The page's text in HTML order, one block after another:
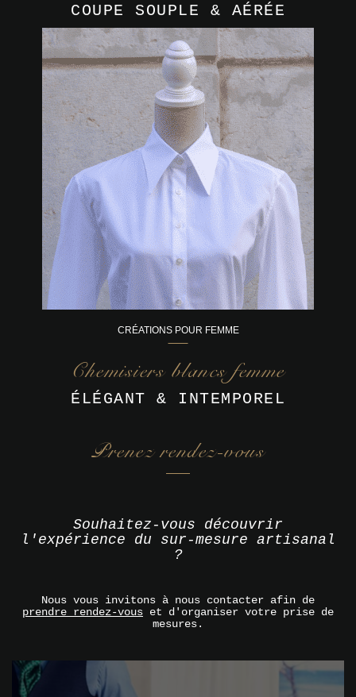
COUPE SOUPLE & AÉRÉE
CRÉATIONS POUR FEMME
Chemisiers blancs femme
ÉLÉGANT & INTEMPOREL
Prenez rendez-vous
Souhaitez-vous découvrir
l'expérience du sur-mesure artisanal
?
Nous vous invitons à nous contacter afin de
prendre rendez-vous et d'organiser votre prise de
mesures.